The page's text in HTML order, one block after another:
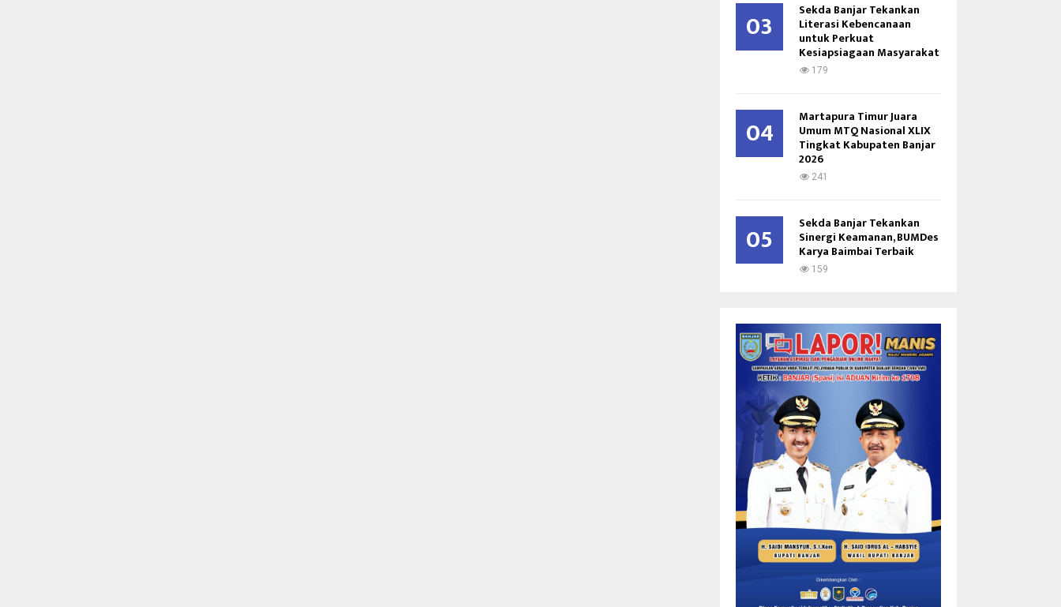
03 Sekda Banjar Tekankan
Literasi Kebencanaan
untuk Perkuat
Kesiapsiagaan Masyarakat
179
04 Martapura Timur Juara
Umum MTQ Nasional XLIX
Tingkat Kabupaten Banjar
2026
241
05 Sekda Banjar Tekankan
Sinergi Keamanan, BUMDes
Karya Baimbai Terbaik
159